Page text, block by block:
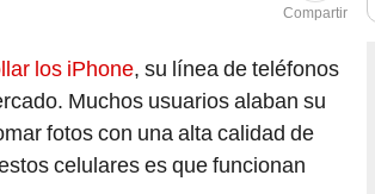
Compartir
los iPhone, su línea de teléfonos
Muchos usuarios alaban su
fotos con una alta calidad de
celulares es que funcionan